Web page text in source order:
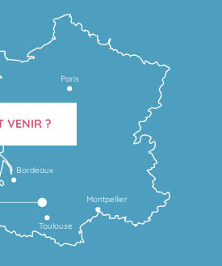
Toulouse
Montpellier
Bordeaux
Paris
VENIR ?